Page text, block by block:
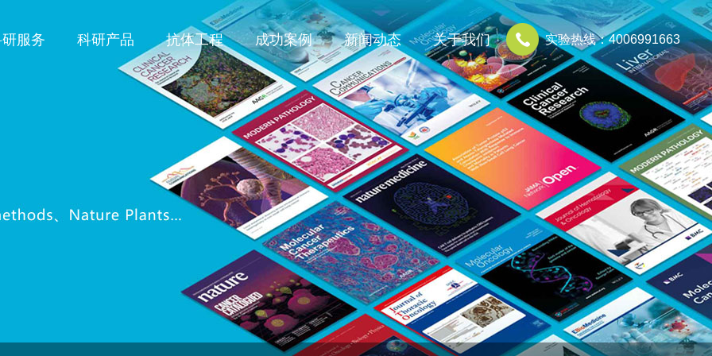
实验热线：4006991663
服务 科研产品 抗体工程 成功案例 新闻动态 关于我们